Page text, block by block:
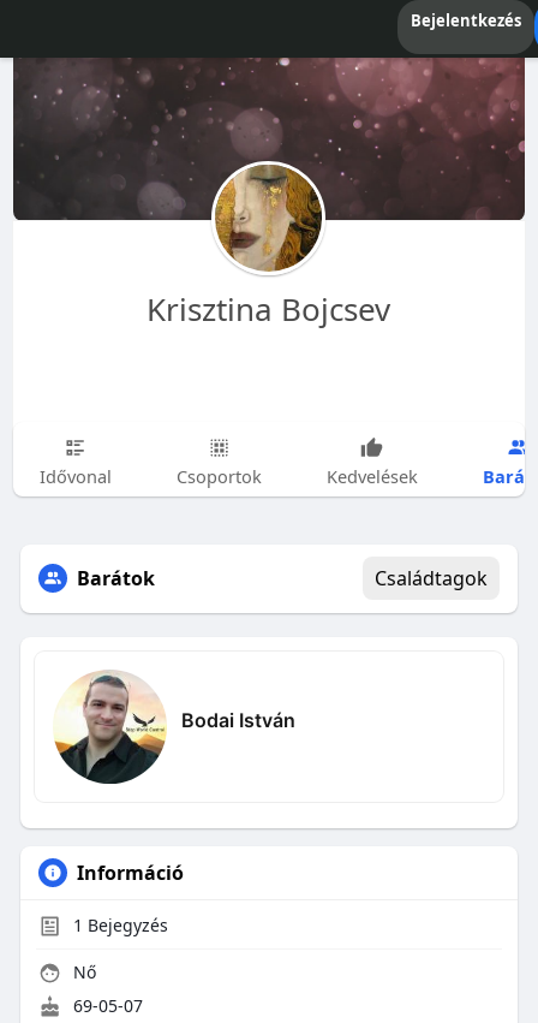
Bejelentkezés
Krisztina Bojcsev
Idővonal Csoportok Kedvelések
Barátok Családtagok
Bodai István
Információ
1 Bejegyzés
Nő
69-05-07